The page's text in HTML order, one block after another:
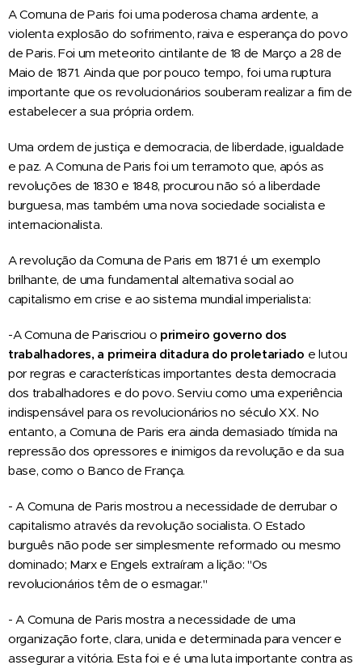
A Comuna de Paris foi uma poderosa chama ardente, a
violenta explosão do sofrimento, raiva e esperança do povo
de Paris. Foi um meteorito cintilante de 18 de Março a 28 de
Maio de 1871. Ainda que por pouco tempo, foi uma ruptura
importante que os revolucionários souberam realizar a fim de
estabelecer a sua própria ordem.
Uma ordem de justiça e democracia, de liberdade, igualdade
e paz. A Comuna de Paris foi um terramoto que, após as
revoluções de 1830 e 1848, procurou não só a liberdade
burguesa, mas também uma nova sociedade socialista e
internacionalista.
A revolução da Comuna de Paris em 1871 é um exemplo
brilhante, de uma fundamental alternativa social ao
capitalismo em crise e ao sistema mundial imperialista:
-A Comuna de Pariscriou o primeiro governo dos
trabalhadores, a primeira ditadura do proletariado e lutou
por regras e características importantes desta democracia
dos trabalhadores e do povo. Serviu como uma experiência
indispensável para os revolucionários no século XX. No
entanto, a Comuna de Paris era ainda demasiado tímida na
repressão dos opressores e inimigos da revolução e da sua
base, como o Banco de França.
- A Comuna de Paris mostrou a necessidade de derrubar o
capitalismo através da revolução socialista. O Estado
burguês não pode ser simplesmente reformado ou mesmo
dominado; Marx e Engels extraíram a lição: "Os
revolucionários têm de o esmagar."
- A Comuna de Paris mostra a necessidade de uma
organização forte, clara, unida e determinada para vencer e
assegurar a vitória. Esta foi e é uma luta importante contra as